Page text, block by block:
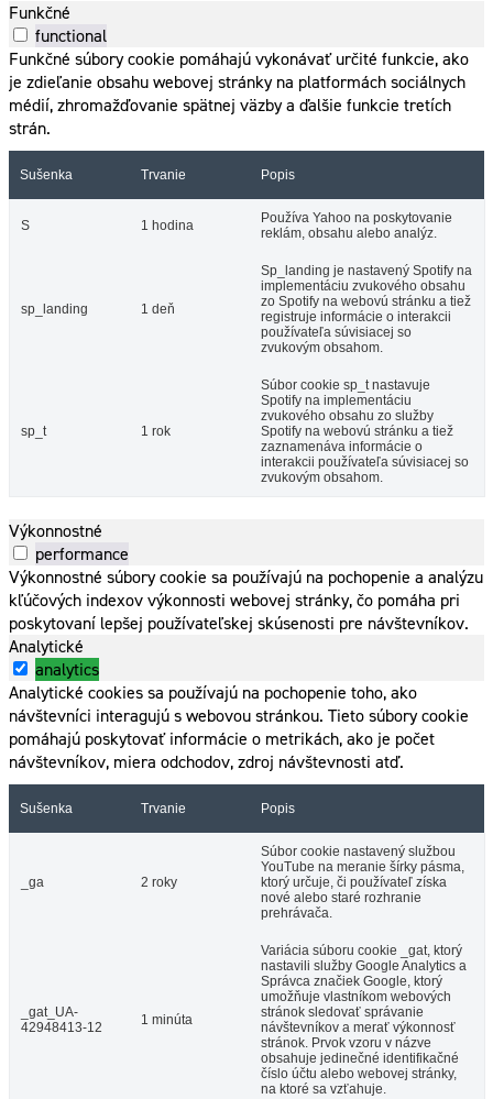
Funkčné
functional
Funkčné súbory cookie pomáhajú vykonávať určité funkcie, ako
je zdieľanie obsahu webovej stránky na platformách sociálnych
médií, zhromažďovanie spätnej väzby a ďalšie funkcie tretích
strán.
Sušenka Trvanie Popis
S 1 hodina
Používa Yahoo na poskytovanie
reklám, obsahu alebo analýz.
sp_landing 1 deň
Sp_landing je nastavený Spotify na
implementáciu zvukového obsahu
zo Spotify na webovú stránku a tiež
registruje informácie o interakcii
používateľa súvisiacej so
zvukovým obsahom.
sp_t 1 rok
Súbor cookie sp_t nastavuje
Spotify na implementáciu
zvukového obsahu zo služby
Spotify na webovú stránku a tiež
zaznamenáva informácie o
interakcii používateľa súvisiacej so
zvukovým obsahom.
Výkonnostné
performance
Výkonnostné súbory cookie sa používajú na pochopenie a analýzu
kľúčových indexov výkonnosti webovej stránky, čo pomáha pri
poskytovaní lepšej používateľskej skúsenosti pre návštevníkov.
Analytické
analytics
Analytické cookies sa používajú na pochopenie toho, ako
návštevníci interagujú s webovou stránkou. Tieto súbory cookie
pomáhajú poskytovať informácie o metrikách, ako je počet
návštevníkov, miera odchodov, zdroj návštevnosti atď.
Sušenka Trvanie Popis
_ga 2 roky
Súbor cookie nastavený službou
YouTube na meranie šírky pásma,
ktorý určuje, či používateľ získa
nové alebo staré rozhranie
prehrávača.
_gat_UA-
42948413-12
1 minúta
Variácia súboru cookie _gat, ktorý
nastavili služby Google Analytics a
Správca značiek Google, ktorý
umožňuje vlastníkom webových
stránok sledovať správanie
návštevníkov a merať výkonnosť
stránok. Prvok vzoru v názve
obsahuje jedinečné identifikačné
číslo účtu alebo webovej stránky,
na ktoré sa vzťahuje.